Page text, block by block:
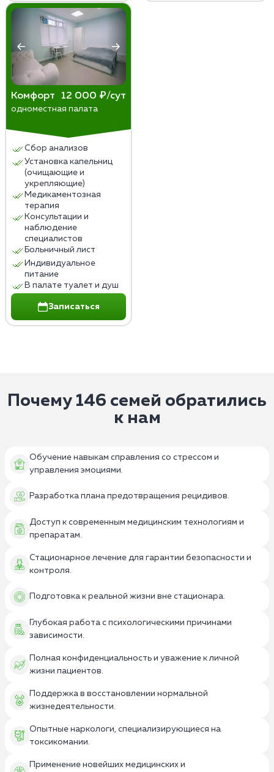
Комфорт 12 000 ₽/сут
одноместная палата
Сбор анализов
Установка капельниц
(очищающие и
укрепляющие)
Медикаментозная
терапия
Консультации и
наблюдение
специалистов
Больничный лист
Индивидуальное
питание
В палате туалет и душ
Записаться
Почему 146 семей обратились
к нам
Обучение навыкам справления со стрессом и
управления эмоциями.
Разработка плана предотвращения рецидивов.
Доступ к современным медицинским технологиям и
препаратам.
Стационарное лечение для гарантии безопасности и
контроля.
Подготовка к реальной жизни вне стационара.
Глубокая работа с психологическими причинами
зависимости.
Полная конфиденциальность и уважение к личной
жизни пациентов.
Поддержка в восстановлении нормальной
жизнедеятельности.
Опытные наркологи, специализирующиеся на
токсикомании.
Применение новейших медицинских и